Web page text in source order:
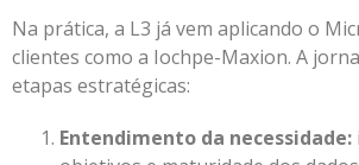
Na prática, a L3 já vem aplicando o
clientes como a Iochpe-Maxion. A
etapas estratégicas:
Entendimento da necessidade: